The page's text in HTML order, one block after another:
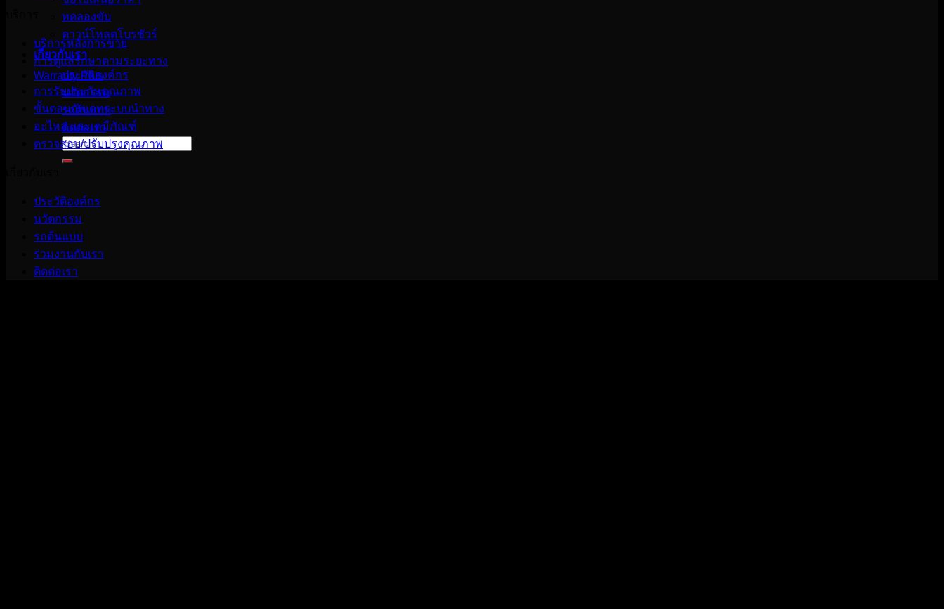
ทดลองขับ
ดาวน์โหลดโบรชัวร์
เกี่ยวกับเรา
ประวัติองค์กร
นวัตกรรม
รถต้นแบบ
ติดต่อเรา
Search
for:
บริการหลังการขาย
การดูแลรักษาตามระยะทาง
Warranty Plus
การรับประกันคุณภาพ
ขั้นตอนอัพเดทระบบนำทาง
อะไหล่ และเคมีภัณฑ์
ตรวจสอบ/ปรับปรุงคุณภาพ
ประวัติองค์กร
นวัตกรรม
รถต้นแบบ
ร่วมงานกับเรา
ติดต่อเรา